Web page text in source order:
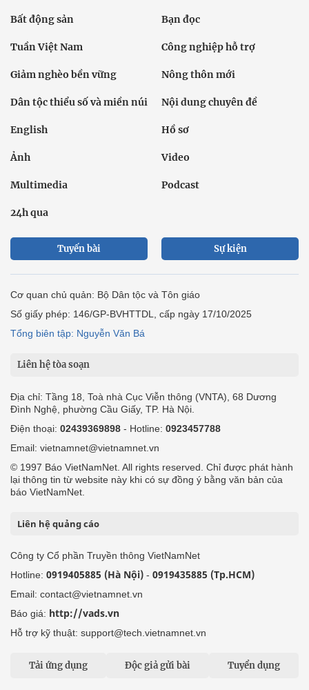
Bất động sản Bạn đọc
Tuần Việt Nam Công nghiệp hỗ trợ
Giảm nghèo bền vững Nông thôn mới
Dân tộc thiểu số và miền núi Nội dung chuyên đề
English Hồ sơ
Ảnh Video
Multimedia Podcast
24h qua
Tuyến bài Sự kiện
Cơ quan chủ quản: Bộ Dân tộc và Tôn giáo
Số giấy phép: 146/GP-BVHTTDL, cấp ngày 17/10/2025
Tổng biên tập: Nguyễn Văn Bá
Liên hệ tòa soạn
Địa chỉ: Tầng 18, Toà nhà Cục Viễn thông (VNTA), 68 Dương
Đình Nghệ, phường Cầu Giấy, TP. Hà Nội.
Điện thoại: 02439369898 - Hotline: 0923457788
Email: vietnamnet@vietnamnet.vn
© 1997 Báo VietNamNet. All rights reserved. Chỉ được phát hành
lại thông tin từ website này khi có sự đồng ý bằng văn bản của
báo VietNamNet.
Liên hệ quảng cáo
Công ty Cổ phần Truyền thông VietNamNet
Hotline: 0919405885 (Hà Nội) - 0919435885 (Tp.HCM)
Email: contact@vietnamnet.vn
Báo giá: http://vads.vn
Hỗ trợ kỹ thuật: support@tech.vietnamnet.vn
Tải ứng dụng Độc giả gửi bài Tuyển dụng